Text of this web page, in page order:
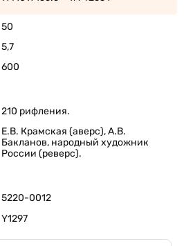
50
5,7
600
210 рифления.
Е.В. Крамская (аверс), А.В.
Бакланов, народный художник
России (реверс).
5220-0012
Y1297